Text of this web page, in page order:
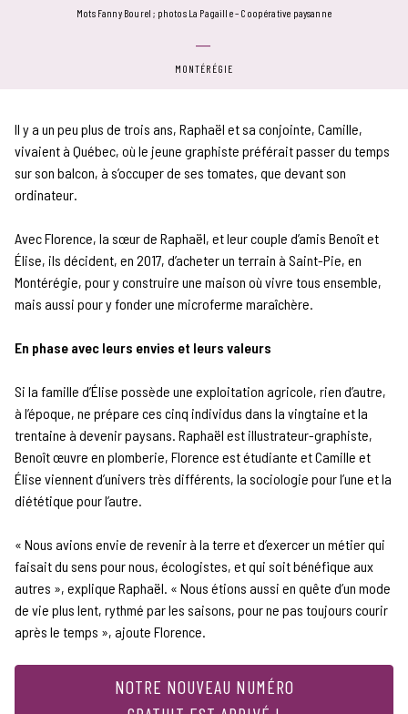
mots Fanny Bourel photos La Pagaille – Coopérative paysanne
MONTÉRÉGIE
Il y a un peu plus de trois ans, Raphaël et sa conjointe, Camille,
vivaient à Québec, où le jeune graphiste préférait passer du temps
sur son balcon, à s’occuper de ses tomates, que devant son
ordinateur.
Avec Florence, la sœur de Raphaël, et leur couple d’amis Benoît et
Élise, ils décident, en 2017, d’acheter un terrain à Saint-Pie, en
Montérégie, pour y construire une maison où vivre tous ensemble,
mais aussi pour y fonder une microferme maraîchère.
En phase avec leurs envies et leurs valeurs
Si la famille d’Élise possède une exploitation agricole, rien d’autre,
à l’époque, ne prépare ces cinq individus dans la vingtaine et la
trentaine à devenir paysans. Raphaël est illustrateur-graphiste,
Benoît œuvre en plomberie, Florence est étudiante et Camille et
Élise viennent d’univers très différents, la sociologie pour l’une et la
diététique pour l’autre.
« Nous avions envie de revenir à la terre et d’exercer un métier qui
faisait du sens pour nous, écologistes, et qui soit bénéfique aux
autres », explique Raphaël. « Nous étions aussi en quête d’un mode
de vie plus lent, rythmé par les saisons, pour ne pas toujours courir
après le temps », ajoute Florence.
NOTRE NOUVEAU NUMÉRO